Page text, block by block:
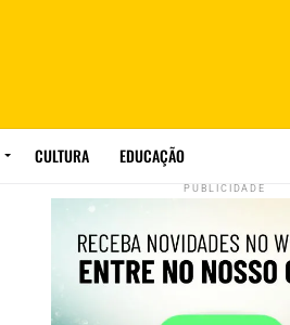
CULTURA EDUCAÇÃO
PUBLICIDADE